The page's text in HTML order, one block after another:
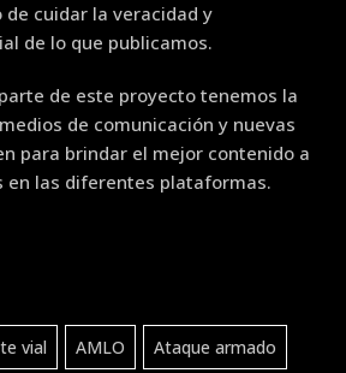
cuidar la veracidad y
de lo que publicamos.
de este proyecto tenemos la
de comunicación y nuevas
para brindar el mejor contenido a
en las diferentes plataformas.
vial AMLO Ataque armado